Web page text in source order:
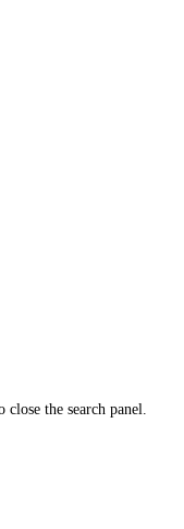
close the search panel.